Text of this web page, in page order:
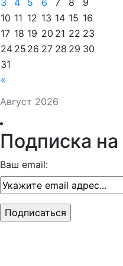
Август 2026
«
3
4 5 6 7 8
9
10 11 12 13 14 15 16
17 18 19 20 21 22 23
24 25 26 27 28 29 30
31
Подписка на
Ваш email: